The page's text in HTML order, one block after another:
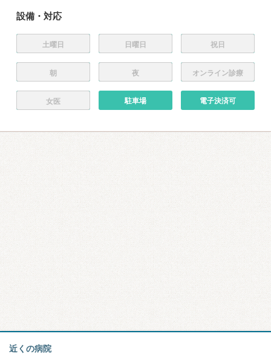
設備・対応
土曜日 日曜日 祝日
朝 夜 オンライン診療
女医 駐車場 電子決済可
近くの病院